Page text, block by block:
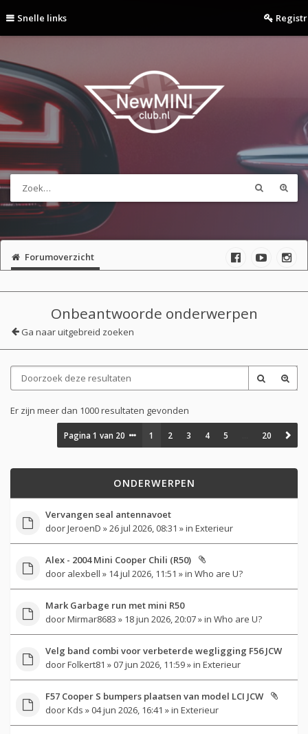
Snelle links
Forumoverzicht
Onbeantwoorde onderwerpen
Ga naar uitgebreid zoeken
Er zijn meer dan 1000 resultaten gevonden
Pagina1 van 20 1 2 3 4 5 20
ONDERWERPEN
Vervangen seal antennavoet
doorJeroenD » 26 jul 2026, 08:31 » in Exterieur
Alex - 2004 Mini Cooper Chili (R50)
door alexbell » 14 jul 2026, 11:51 » in Who are U?
Mark Garbage run met mini R50
doorMirmar8683 » 18 jun 2026, 20:07 » in Who are U?
Velg band combi voor verbeterde wegligging F56 JCW
doorFolkert81 » 07 jun 2026, 11:59 » in Exterieur
F57 Cooper S bumpers plaatsen van model LCI JCW
doorKds » 04 jun 2026, 16:41 » in Exterieur